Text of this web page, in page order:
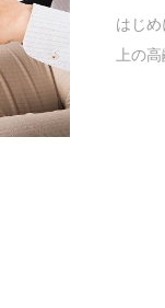
はじ
上の